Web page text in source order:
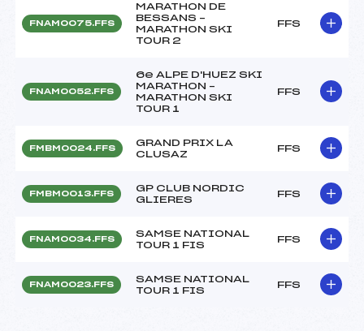
FNAM0075.FFS
MARATHON DE
BESSANS –
MARATHON SKI
TOUR 2
FFS
FNAM0052.FFS
6e ALPE D'HUEZ SKI
MARATHON –
MARATHON SKI
TOUR 1
FFS
FMBM0024.FFS
GRAND PRIX LA
CLUSAZ
FFS
FMBM0013.FFS
GP CLUB NORDIC
GLIERES
FFS
FNAM0034.FFS
SAMSE NATIONAL
TOUR 1 FIS
FFS
FNAM0023.FFS
SAMSE NATIONAL
TOUR 1 FIS
FFS